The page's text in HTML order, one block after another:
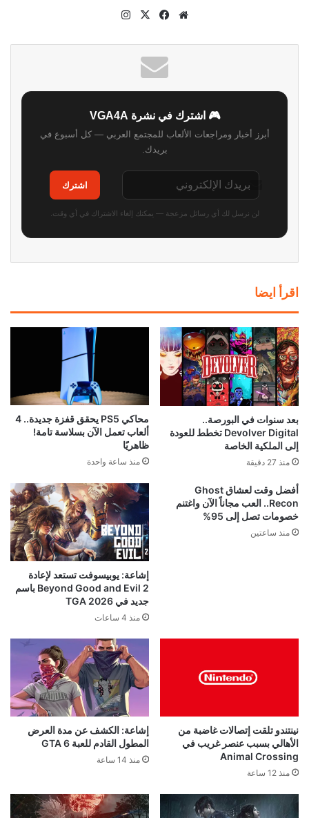
موقع
فيسبوك
‫X
🎮 اشترك في نشرة VGA4A
أبرز أخبار ومراجعات الألعاب للمجتمع العربي — كل أسبوع في
بريدك.
اشترك
لن نرسل لك أي رسائل مزعجة — يمكنك إلغاء الاشتراك في أي وقت.
اقرأ ايضا
بعد سنوات في البورصة..
Devolver Digital تخطط للعودة
إلى الملكية الخاصة
منذ 27 دقيقة
محاكي PS5 يحقق قفزة جديدة.. 4
ألعاب تعمل الآن بسلاسة تامة!
ظاهريًا
منذ ساعة واحدة
أفضل وقت لعشاق Ghost
Recon.. العب مجاناً الآن واغتنم
خصومات تصل إلى 95%
منذ ساعتين
إشاعة: يوبيسوفت تستعد لإعادة
Beyond Good and Evil 2 باسم
جديد في TGA 2026
منذ 4 ساعات
نينتندو تلقت إتصالات غاضبة من
الأهالي بسبب عنصر غريب في
Animal Crossing
منذ 12 ساعة
إشاعة: الكشف عن مدة العرض
المطول القادم للعبة GTA 6
منذ 14 ساعة